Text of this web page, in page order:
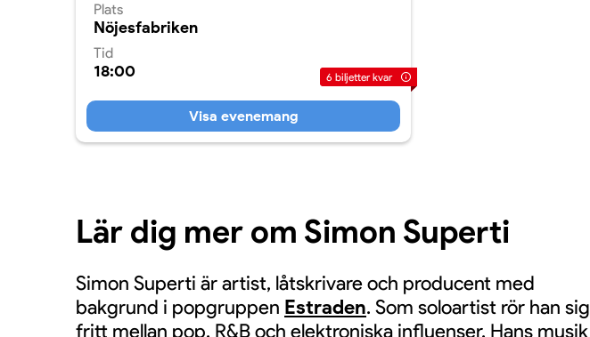
Plats
Nöjesfabriken
Tid
18:00
Visa evenemang
6 biljetter kvar
Lär dig mer om Simon Superti
Simon Superti är artist, låtskrivare och producent med
bakgrund i popgruppen Estraden. Som soloartist rör han sig
fritt mellan pop, R&B och elektroniska influenser. Hans musik